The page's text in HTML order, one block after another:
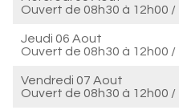
Ouvert de 08h30 à 12h00 /
Jeudi 06 Aout
Ouvert de 08h30 à 12h00 /
Vendredi 07 Aout
Ouvert de 08h30 à 12h00 /